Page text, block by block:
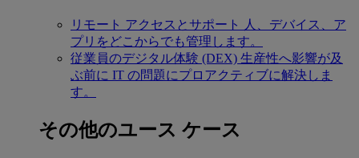
リモート アクセスとサポート
人、デバイス、ア
プリをどこからでも管理します。
従業員のデジタル体験 (DEX) 生産性へ影響が及
ぶ前に IT の問題にプロアクティブに解決しま
す。
その他のユース ケース